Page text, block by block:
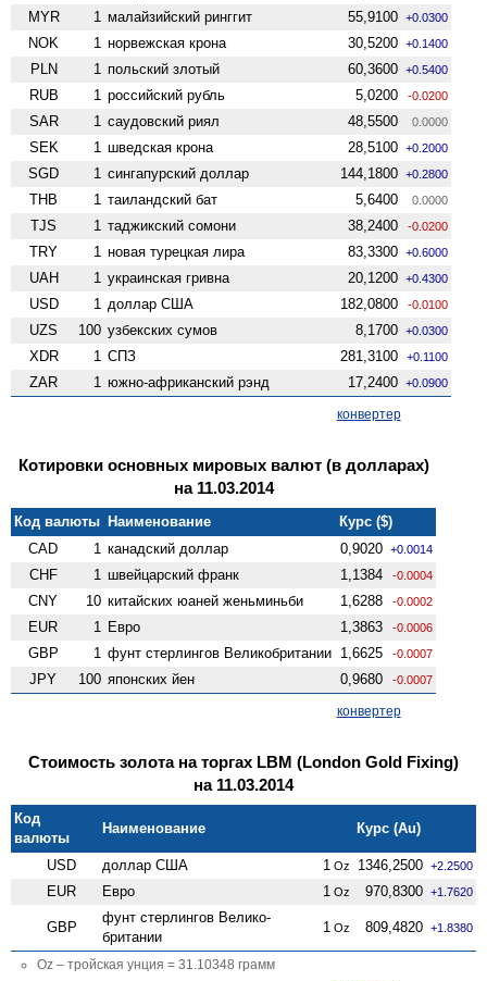
MYR 1 малайзийский ринггит 55,9100 +0.0300
NOK 1 норвежская крона 30,5200 +0.1400
PLN 1 польский злотый 60,3600 +0.5400
RUB 1 российский рубль 5,0200 -0.0200
SAR 1 саудовский риял 48,5500 0.0000
SEK 1 шведская крона 28,5100 +0.2000
SGD 1 сингапурский доллар 144,1800 +0.2800
THB 1 таиландский бат 5,6400 0.0000
TJS 1 таджикский сомони 38,2400 -0.0200
TRY 1 новая турецкая лира 83,3300 +0.6000
UAH 1 украинская гривна 20,1200 +0.4300
USD 1 доллар США 182,0800 -0.0100
UZS 100 узбекских сумов 8,1700 +0.0300
XDR 1 СПЗ 281,3100 +0.1100
ZAR 1 южно-африканский рэнд 17,2400 +0.0900
конвертер
Котировки основных мировых валют (в долларах)
на 11.03.2014
Код валюты Наименование
Курс ($)
CAD
1 канадский доллар 0,9020 +0.0014
CHF 1 швейцарский франк 1,1384 -0.0004
CNY 10 китайских юаней женьминьби 1,6288 -0.0002
EUR 1 Евро 1,3863 -0.0006
GBP 1 фунт стерлингов Велико­британии 1,6625 -0.0007
JPY 100 японских йен 0,9680 -0.0007
конвертер
Стоимость золота на торгах LBM (London Gold Fixing)
на 11.03.2014
Код
валюты
Наименование Курс (Au)
USD доллар США 1 Oz 1346,2500 +2.2500
EUR Евро 1 Oz 970,8300 +1.7620
GBP
фунт стерлингов Велико­
британии
1 Oz 809,4820 +1.8380
Oz – тройская унция = 31.10348 грамм